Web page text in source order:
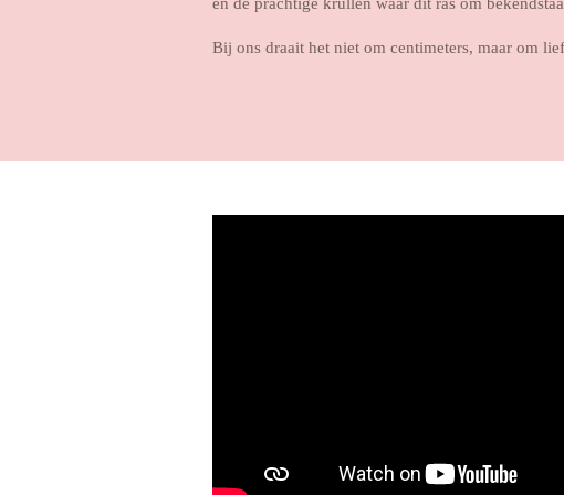
Bij ons draait het niet om centimeters, maar om